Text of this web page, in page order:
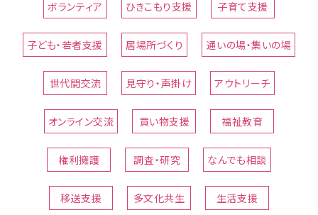
ボランティア ひきこもり支援 子育て支援
子ども・若者支援 居場所づくり 通いの場・集いの場
世代間交流 見守り・声掛け アウトリーチ
オンライン交流 買い物支援 福祉教育
権利擁護 調査・研究 なんでも相談
移送支援 多文化共生 生活支援